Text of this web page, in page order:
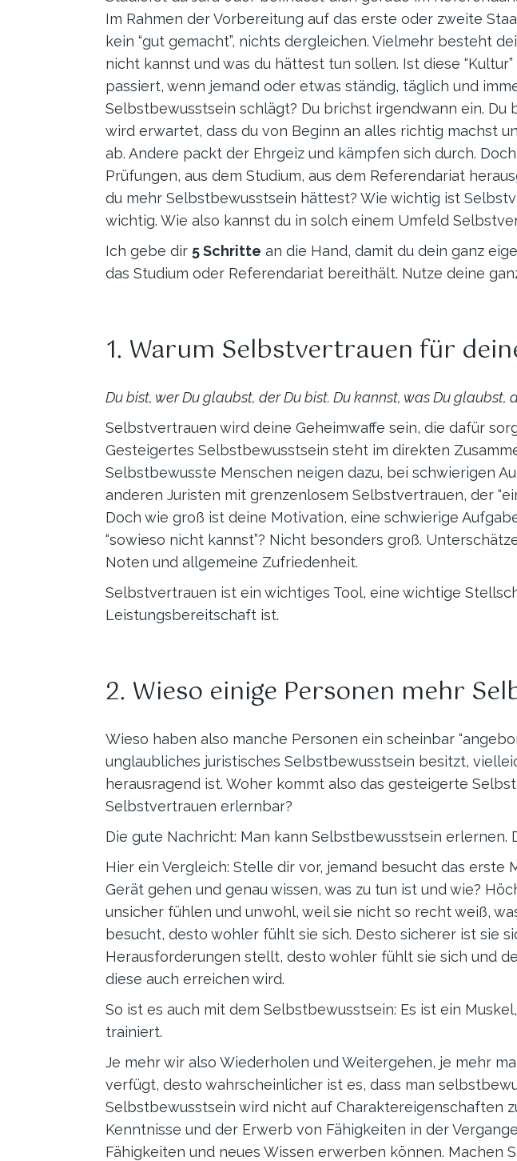
Im Rahmen der Vorbereitung auf das erste oder zweite
kein “gut gemacht”, nichts dergleichen. Vielmehr besteht
nicht kannst und was du hättest tun sollen. Ist diese
passiert, wenn jemand oder etwas ständig, täglich und
Selbstbewusstsein schlägt? Du brichst irgendwann ein.
wird erwartet, dass du von Beginn an alles richtig machst
ab. Andere packt der Ehrgeiz und kämpfen sich durch.
Prüfungen, aus dem Studium, aus dem Referendariat
du mehr Selbstbewusstsein hättest? Wie wichtig ist
wichtig. Wie also kannst du in solch einem Umfeld
Ich gebe dir 5 Schritte an die Hand, damit du dein ganz
das Studium oder Referendariat bereithält. Nutze deine
1. Warum Selbstvertrauen für
Du bist, wer Du glaubst, der Du bist. Du kannst, was Du glaubst,
Selbstvertrauen wird deine Geheimwaffe sein, die dafür
Gesteigertes Selbstbewusstsein steht im direkten
Selbstbewusste Menschen neigen dazu, bei schwierigen
anderen Juristen mit grenzenlosem Selbstvertrauen, der
Doch wie groß ist deine Motivation, eine schwierige
“sowieso nicht kannst”? Nicht besonders groß.
Noten und allgemeine Zufriedenheit.
Selbstvertrauen ist ein wichtiges Tool, eine wichtige
Leistungsbereitschaft ist.
2. Wieso einige Personen mehr
Wieso haben also manche Personen ein scheinbar
unglaubliches juristisches Selbstbewusstsein besitzt,
herausragend ist. Woher kommt also das gesteigerte
Selbstvertrauen erlernbar?
Die gute Nachricht: Man kann Selbstbewusstsein erlernen.
Hier ein Vergleich: Stelle dir vor, jemand besucht das
Gerät gehen und genau wissen, was zu tun ist und wie?
unsicher fühlen und unwohl, weil sie nicht so recht weiß,
besucht, desto wohler fühlt sie sich. Desto sicherer ist sie
Herausforderungen stellt, desto wohler fühlt sie sich und
diese auch erreichen wird.
So ist es auch mit dem Selbstbewusstsein: Es ist ein
trainiert.
Je mehr wir also Wiederholen und Weitergehen, je mehr
verfügt, desto wahrscheinlicher ist es, dass man
Selbstbewusstsein wird nicht auf Charaktereigenschaften
Kenntnisse und der Erwerb von Fähigkeiten in der
Fähigkeiten und neues Wissen erwerben können. Machen